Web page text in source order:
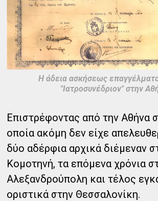
Η άδεια ασκήσεως
"Ιατροσυνέδριον" στην
Επιστρέφοντας από την Αθήνα
οποία ακόμη δεν είχε
δύο αδέρφια αρχικά διέμεναν
Κομοτηνή, τα επόμενα χρόνια
Αλεξανδρούπολη και τέλος
οριστικά στην Θεσσαλονίκη.